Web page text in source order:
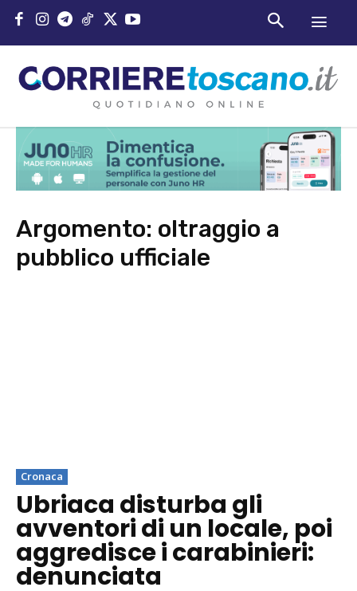
Argomento: oltraggio a
pubblico ufficiale
Cronaca
Ubriaca disturba gli
avventori di un locale, poi
aggredisce i carabinieri:
denunciata